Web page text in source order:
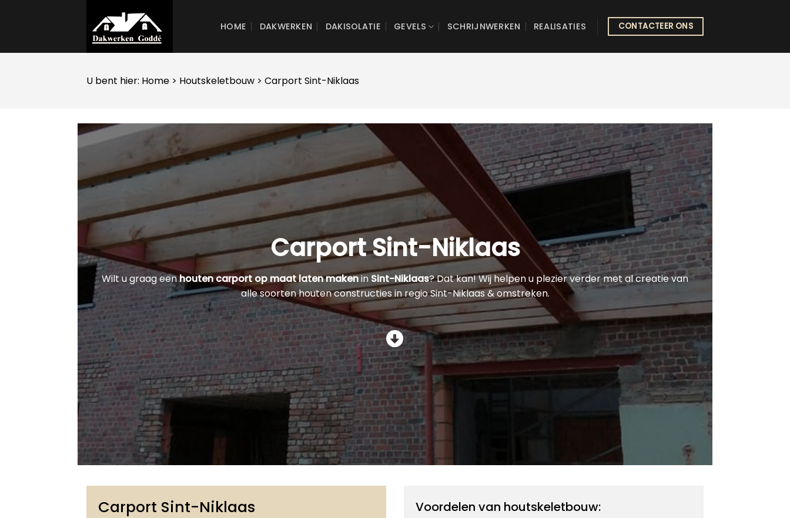
HOME DAKWERKEN DAKISOLATIE GEVELS SCHRIJNWERKEN REALISATIES CONTACTEER ONS
U bent hier: Home > Houtskeletbouw > Carport Sint-Niklaas
Carport Sint-Niklaas
Wilt u graag eenhouten carport op maat laten makenin Sint-Niklaas? Dat kan! Wij helpen u plezier verder met al creatie van
alle soorten houten constructies in regio Sint-Niklaas & omstreken.
Carport Sint-Niklaas Voordelen van houtskeletbouw: